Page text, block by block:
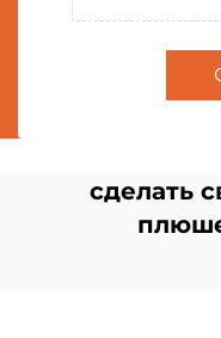
сделать